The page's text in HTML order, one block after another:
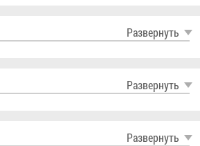
Раз­вер­нуть
Раз­вер­нуть
Раз­вер­нуть